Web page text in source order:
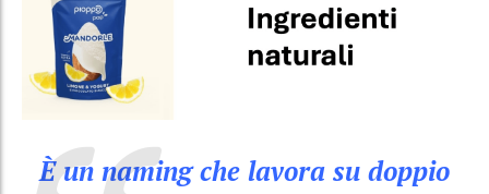
È un naming che lavora su doppio